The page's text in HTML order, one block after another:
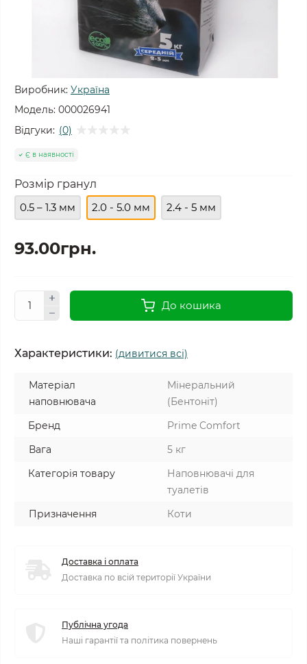
Виробник: Україна
Модель: 000026941
Відгуки: (0)
Є в наявності
Розмір гранул
0.5 – 1.3 мм
2.0 - 5.0 мм 2.4 - 5 мм
93.00грн.
До кошика
Характеристики: (дивитися всі)
Матеріал
наповнювача
Мінеральний
(Бентоніт)
Бренд
Prime Comfort
Вага
5 кг
Категорія товару
Наповнювачі для
туалетів
Призначення
Коти
Доставка і оплата
Доставка по всій території України
Публічна угода
Наші гарантії та політика повернень